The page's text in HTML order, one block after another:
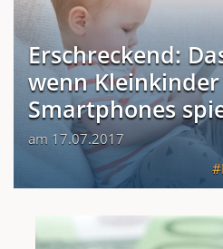
Erschreckend:
wenn
Smartphones
am 17.07.2017